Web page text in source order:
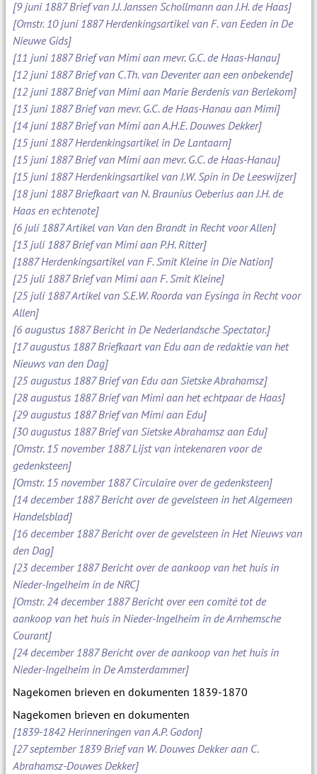
[9 juni 1887 Brief van J.J. Janssen Schollmann aan J.H. de Haas]
[Omstr. 10 juni 1887 Herdenkingsartikel van F. van Eeden in De
Nieuwe Gids]
[11 juni 1887 Brief van Mimi aan mevr. G.C. de Haas-Hanau]
[12 juni 1887 Brief van C.Th. van Deventer aan een onbekende]
[12 juni 1887 Brief van Mimi aan Marie Berdenis van Berlekom]
[13 juni 1887 Brief van mevr. G.C. de Haas-Hanau aan Mimi]
[14 juni 1887 Brief van Mimi aan A.H.E. Douwes Dekker]
[15 juni 1887 Herdenkingsartikel in De Lantaarn]
[15 juni 1887 Brief van Mimi aan mevr. G.C. de Haas-Hanau]
[15 juni 1887 Herdenkingsartikel van J.W. Spin in De Leeswijzer]
[18 juni 1887 Briefkaart van N. Braunius Oeberius aan J.H. de
Haas en echtenote]
[6 juli 1887 Artikel van Van den Brandt in Recht voor Allen]
[13 juli 1887 Brief van Mimi aan P.H. Ritter]
[1887 Herdenkingsartikel van F. Smit Kleine in Die Nation]
[25 juli 1887 Brief van Mimi aan F. Smit Kleine]
[25 juli 1887 Artikel van S.E.W. Roorda van Eysinga in Recht voor
Allen]
[6 augustus 1887 Bericht in De Nederlandsche Spectator.]
[17 augustus 1887 Briefkaart van Edu aan de redaktie van het
Nieuws van den Dag]
[25 augustus 1887 Brief van Edu aan Sietske Abrahamsz]
[28 augustus 1887 Brief van Mimi aan het echtpaar de Haas]
[29 augustus 1887 Brief van Mimi aan Edu]
[30 augustus 1887 Brief van Sietske Abrahamsz aan Edu]
[Omstr. 15 november 1887 Lijst van intekenaren voor de
gedenksteen]
[Omstr. 15 november 1887 Circulaire over de gedenksteen]
[14 december 1887 Bericht over de gevelsteen in het Algemeen
Handelsblad]
[16 december 1887 Bericht over de gevelsteen in Het Nieuws van
den Dag]
[23 december 1887 Bericht over de aankoop van het huis in
Nieder-Ingelheim in de NRC]
[Omstr. 24 december 1887 Bericht over een comité tot de
aankoop van het huis in Nieder-Ingelheim in de Arnhemsche
Courant]
[24 december 1887 Bericht over de aankoop van het huis in
Nieder-Ingelheim in De Amsterdammer]
Nagekomen brieven en dokumenten 1839-1870
Nagekomen brieven en dokumenten
[1839-1842 Herinneringen van A.P. Godon]
[27 september 1839 Brief van W. Douwes Dekker aan C.
Abrahamsz-Douwes Dekker]